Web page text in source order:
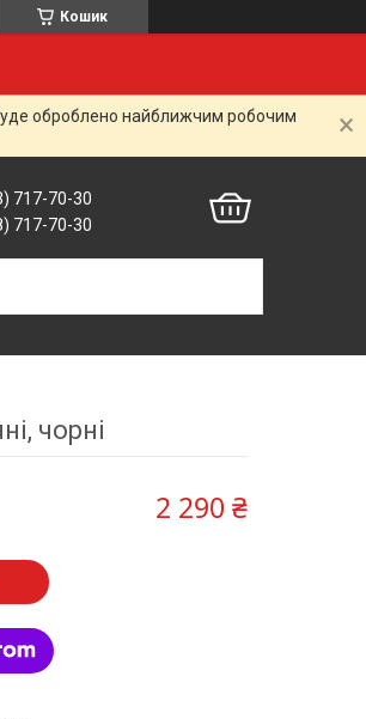
Кошик
оброблено найближчим робочим
717-70-30
717-70-30
чорні
2 290 ₴